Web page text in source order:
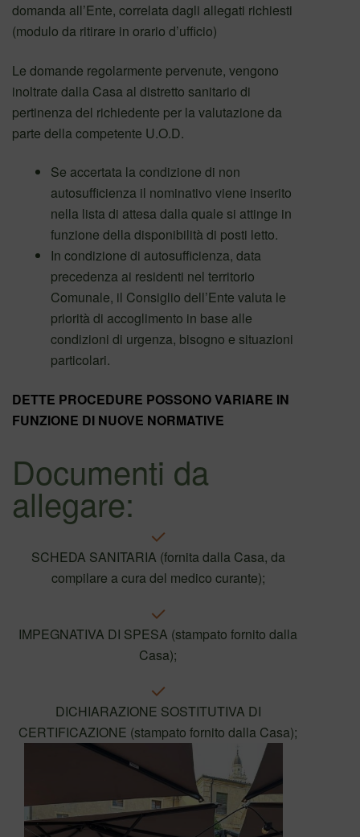
domanda all’Ente, correlata dagli allegati richiesti
(modulo da ritirare in orario d’ufficio)
Le domande regolarmente pervenute, vengono
inoltrate dalla Casa al distretto sanitario di
pertinenza del richiedente per la valutazione da
parte della competente U.O.D.
Se accertata la condizione di non
autosufficienza il nominativo viene inserito
nella lista di attesa dalla quale si attinge in
funzione della disponibilità di posti letto.
In condizione di autosufficienza, data
precedenza ai residenti nel territorio
Comunale, il Consiglio dell’Ente valuta le
priorità di accoglimento in base alle
condizioni di urgenza, bisogno e situazioni
particolari.
DETTE PROCEDURE POSSONO VARIARE IN
FUNZIONE DI NUOVE NORMATIVE
Documenti da
allegare:
SCHEDA SANITARIA (fornita dalla Casa, da
compilare a cura del medico curante);
IMPEGNATIVA DI SPESA (stampato fornito dalla
Casa);
DICHIARAZIONE SOSTITUTIVA DI
CERTIFICAZIONE (stampato fornito dalla Casa);